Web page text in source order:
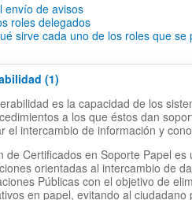
envío de avisos
roles delegados
sirve cada uno de los roles que se
(1)
es la capacidad de los
a los que éstos dan
el intercambio de información y
de Certificados en Soporte Papel es
orientadas al intercambio de
Públicas con el objetivo de
en papel, evitando al ciudadano